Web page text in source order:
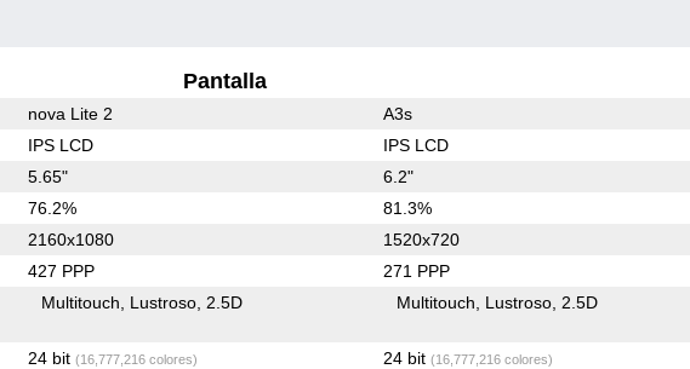
Pantalla
nova Lite 2 A3s
IPS LCD IPS LCD
5.65" 6.2"
76.2% 81.3%
2160x1080 1520x720
427 PPP 271 PPP
Multitouch Lustroso 2.5D Multitouch Lustroso 2.5D
24 bit (16,777,216 colores) 24 bit (16,777,216 colores)